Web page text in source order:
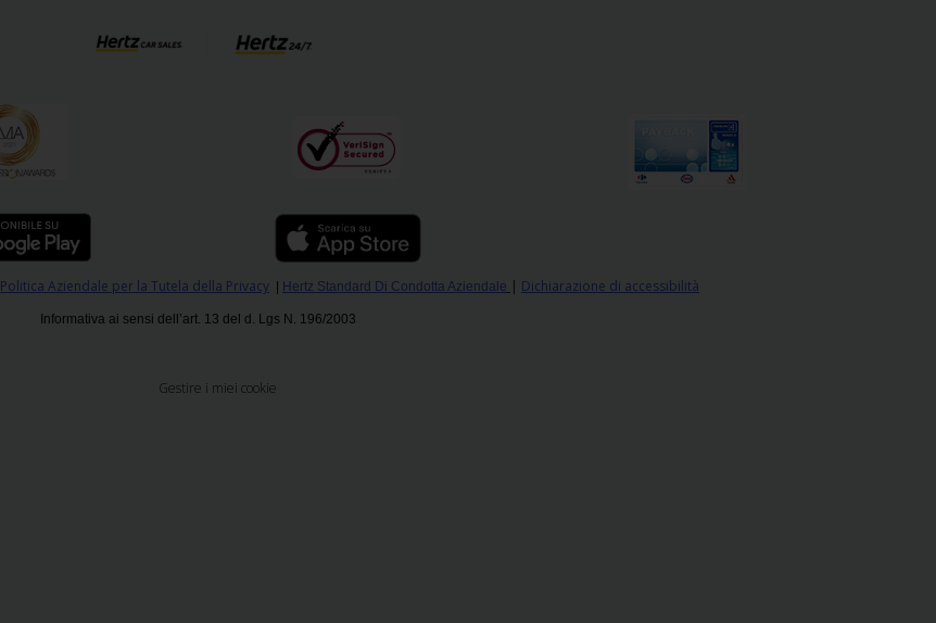
Politica Aziendale per la Tutela della Privacy Hertz Standard Di Condotta Aziendale | Dichiarazione di accessibilità
Informativa ai sensi dell’art. 13 del d. Lgs N. 196/2003
Gestire i miei cookie